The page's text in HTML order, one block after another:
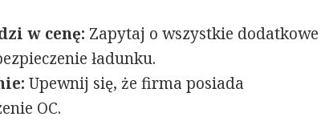
w cenę: Zapytaj o wszystkie dodatkowe
ładunku.
Upewnij się, że firma posiada
OC.